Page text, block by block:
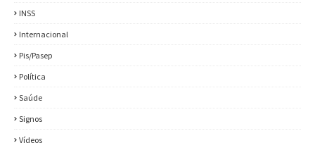
INSS
Internacional
Pis/Pasep
Política
Saúde
Signos
Vídeos